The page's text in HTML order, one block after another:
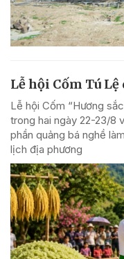
Lễ hội Cốm Tú
Lễ hội Cốm “Hương
trong hai ngày 22-23/8
phần quảng bá nghề
lịch địa phương